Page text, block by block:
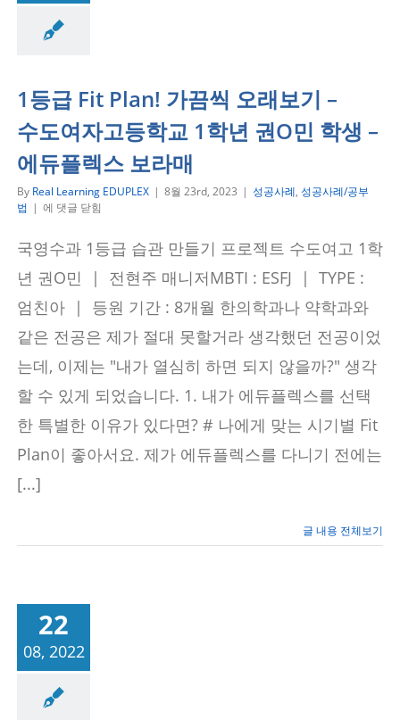
김
OO
학
에
듀
플
렉
스
보
라
매
공사례/공부법
1등급 Fit Plan! 가끔씩 오래보기 –
수도여자고등학교 1학년 권O민 학생 –
에듀플렉스 보라매
By Real Learning EDUPLEX | 8월 23rd, 2023 | 성공사례, 성공사례/공부
법 | 1
급
Fit
Plan!
가
끔
씩
오
보
–
도
자
1
O
민
생
–
듀
에 댓글 닫힘
국영수과 1등급 습관 만들기 프로젝트 수도여고 1학
년 권O민 | 전현주 매니저MBTI : ESFJ | TYPE :
엄친아 | 등원 기간 : 8개월 한의학과나 약학과와
같은 전공은 제가 절대 못할거라 생각했던 전공이었
는데, 이제는 "내가 열심히 하면 되지 않을까?" 생각
할 수 있게 되었습니다. 1. 내가 에듀플렉스를 선택
한 특별한 이유가 있다면? # 나에게 맞는 시기별 Fit
Plan이 좋아서요. 제가 에듀플렉스를 다니기 전에는
[...]
글 내용 전체보기
22
08, 2022